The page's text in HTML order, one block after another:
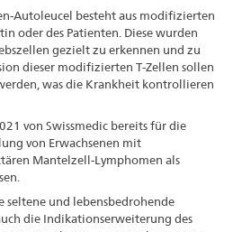
Autoleucel besteht aus modifizierten
oder des Patienten. Diese wurden
gezielt zu erkennen und zu
dieser modifizierten T-Zellen sollen
was die Krankheit kontrollieren
von Swissmedic bereits für die
von Erwachsenen mit
Mantelzell-Lymphomen als
seltene und lebensbedrohende
die Indikationserweiterung des